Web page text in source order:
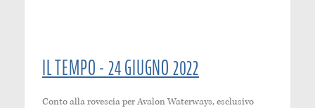
IL TEMPO - 24 GIUGNO 2022
Conto alla rovescia per Avalon Waterways, esclusivo